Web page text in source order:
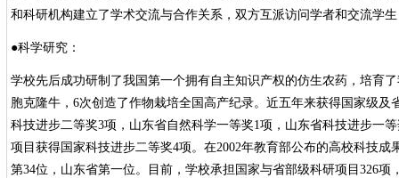
和科研机构建立了学术交流与合作关系，双方互派访问学者和交流学
●科学研究：
学校先后成功研制了我国第一个拥有自主知识产权的仿生农药，培育
胞克隆牛，6次创造了作物栽培全国高产纪录。近五年来获得国家级及
科技进步二等奖3项，山东省自然科学一等奖1项，山东省科技进步一
项目获得国家科技进步二等奖4项。在2002年教育部公布的高校科技成
第34位，山东省第一位。目前，学校承担国家与省部级科研项目326项